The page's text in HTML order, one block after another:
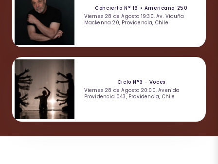
Concierto N° 16 • Americana 250
Viernes 28 de Agosto 19:30, Av. Vicuña
Mackenna 20, Providencia, Chile
Ciclo N°3 - Voces
Viernes 28 de Agosto 20:00, Avenida
Providencia 043, Providencia, Chile